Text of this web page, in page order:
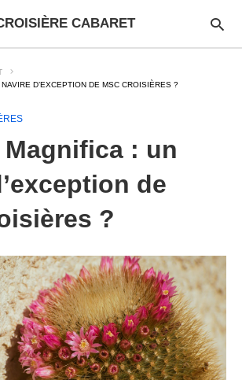
CABARET
D’EXCEPTION DE MSC CROISIÈRES ?
Magnifica : un
de
?